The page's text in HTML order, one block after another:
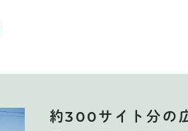
約300サイト分の